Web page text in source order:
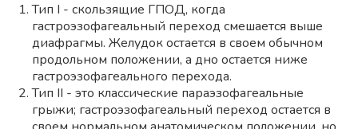
Тип I - скользящие ГПОД, когда
гастроэзофагеальный переход смешается выше
диафрагмы. Желудок остается в своем обычном
продольном положении, а дно остается ниже
гастроэзофагеального перехода.
Тип II - это классические параэзофагеальные
грыжи; гастроэзофагеальный переход остается в